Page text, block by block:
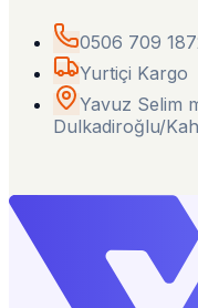
0506 709
Yurtiçi Kargo
Yavuz Selim
Dulkadiroğlu/